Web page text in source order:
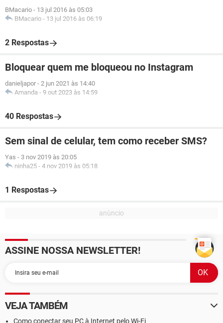
BMacario - 13 jul 2016 às 05:03
BMacario - 13 jul 2016 às 06:19
2 Respostas
Bloquear quem me bloqueou no Instagram
danieljapor - 2 jun 2021 às 14:40
Amanda - 9 out 2023 às 14:59
40 Respostas
Sem sinal de celular, tem como receber SMS?
Yas - 3 nov 2019 às 20:05
ninha25 - 4 nov 2019 às 05:18
1 Respostas
ASSINE NOSSA NEWSLETTER!
VEJA TAMBÉM
Como conectar seu PC à Internet pelo Wi-Fi